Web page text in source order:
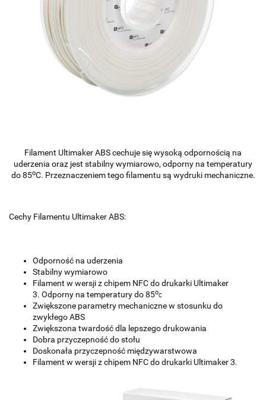
Filament Ultimaker ABS cechuje się wysoką odpornością na
uderzenia oraz jest stabilny wymiarowo, odporny na temperatury
do 85oC. Przeznaczeniem tego filamentu są wydruki mechaniczne.
Cechy Filamentu Ultimaker ABS:
Odporność na uderzenia
Stabilny wymiarowo
Filament w wersji z chipem NFC do drukarki Ultimaker
3. Odporny na temperatury do 85oC
Zwiększone parametry mechaniczne w stosunku do
zwykłego ABS
Zwiększona twardość dla lepszego drukowania
Dobra przyczepność do stołu
Doskonała przyczepność międzywarstwowa
Filament w wersji z chipem NFC do drukarki Ultimaker 3.